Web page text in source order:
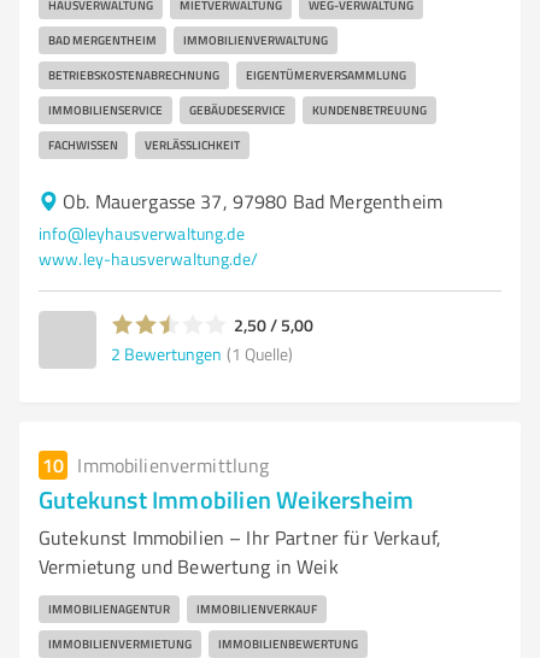
HAUSVERWALTUNG MIETVERWALTUNG WEG-VERWALTUNG
BAD MERGENTHEIM IMMOBILIENVERWALTUNG
BETRIEBSKOSTENABRECHNUNG EIGENTÜMERVERSAMMLUNG
IMMOBILIENSERVICE GEBÄUDESERVICE KUNDENBETREUUNG
FACHWISSEN VERLÄSSLICHKEIT
Ob. Mauergasse 37, 97980 Bad Mergentheim
info@leyhausverwaltung.de
www.ley-hausverwaltung.de/
2,50 / 5,00
2 Bewertungen (1 Quelle)
10 Immobilienvermittlung
Gutekunst Immobilien Weikersheim
Gutekunst Immobilien – Ihr Partner für Verkauf,
Vermietung und Bewertung in Weik
IMMOBILIENAGENTUR IMMOBILIENVERKAUF
IMMOBILIENVERMIETUNG IMMOBILIENBEWERTUNG